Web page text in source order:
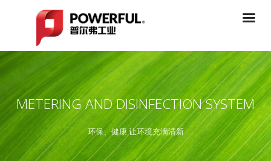
METERING AND DISINFECTION SYSTEM
环保、健康 让环境充满清新